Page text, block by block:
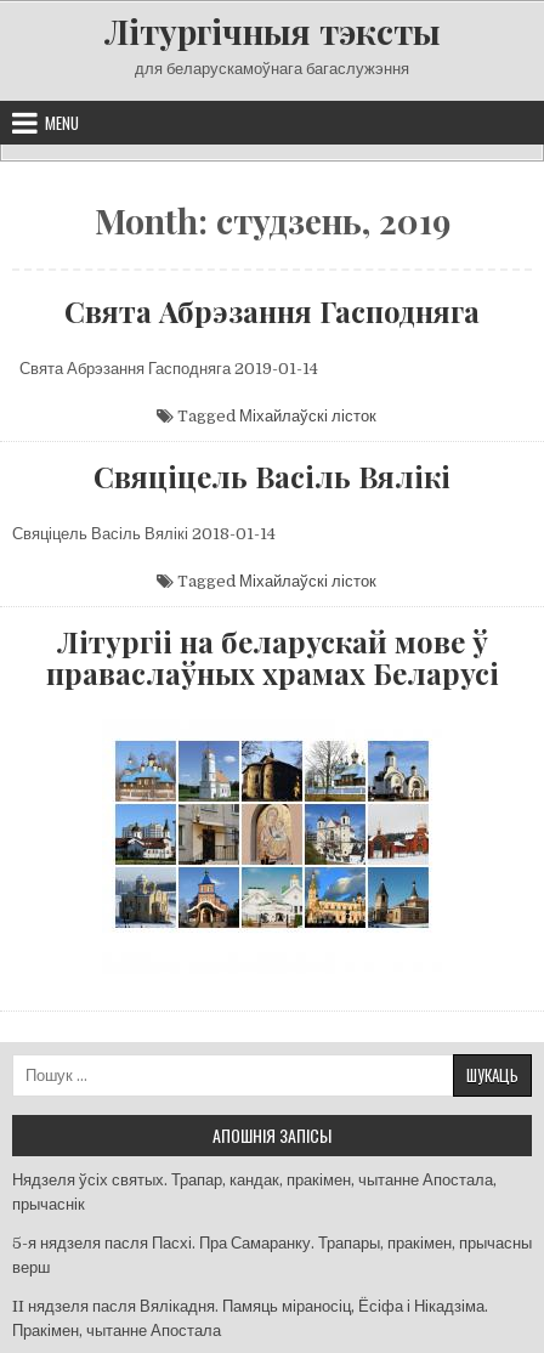
Літургічныя тэксты
для беларускамоўнага багаслужэння
MENU
Month: студзень, 2019
Свята Абрэзання Гасподняга
Свята Абрэзання Гасподняга 2019-01-14
Tagged Міхайлаўскі лісток
Свяціцель Васіль Вялікі
Свяціцель Васіль Вялікі 2018-01-14
Tagged Міхайлаўскі лісток
Літургіі на беларускай мове ў
праваслаўных храмах Беларусі
Пошук:
АПОШНІЯ ЗАПІСЫ
Нядзеля ўсіх святых. Трапар, кандак, пракімен, чытанне Апостала,
прычаснік
5-я нядзеля пасля Пасхі. Пра Самаранку. Трапары, пракімен, прычасны
верш
II нядзеля пасля Вялікадня. Памяць міраносіц, Ёсіфа і Нікадзіма.
Пракімен, чытанне Апостала